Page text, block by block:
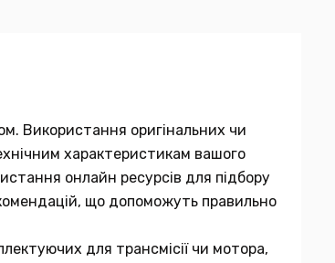
Використання оригінальних чи
характеристикам вашого
онлайн ресурсів для підбору
що допоможуть правильно
для трансмісії чи мотора,